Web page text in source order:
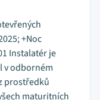
+Noc
Instalatér je
v odborném
prostředků
maturitních